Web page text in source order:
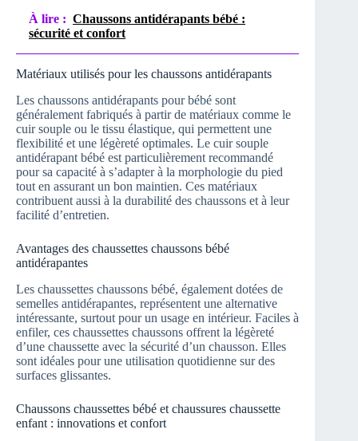
À lire : Chaussons antidérapants bébé :
sécurité et confort
Matériaux utilisés pour les chaussons antidérapants
Les chaussons antidérapants pour bébé sont
généralement fabriqués à partir de matériaux comme le
cuir souple ou le tissu élastique, qui permettent une
flexibilité et une légèreté optimales. Le cuir souple
antidérapant bébé est particulièrement recommandé
pour sa capacité à s’adapter à la morphologie du pied
tout en assurant un bon maintien. Ces matériaux
contribuent aussi à la durabilité des chaussons et à leur
facilité d’entretien.
Avantages des chaussettes chaussons bébé
antidérapantes
Les chaussettes chaussons bébé, également dotées de
semelles antidérapantes, représentent une alternative
intéressante, surtout pour un usage en intérieur. Faciles à
enfiler, ces chaussettes chaussons offrent la légèreté
d’une chaussette avec la sécurité d’un chausson. Elles
sont idéales pour une utilisation quotidienne sur des
surfaces glissantes.
Chaussons chaussettes bébé et chaussures chaussette
enfant : innovations et confort